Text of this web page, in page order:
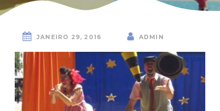
JANEIRO 29, 2016 ADMIN